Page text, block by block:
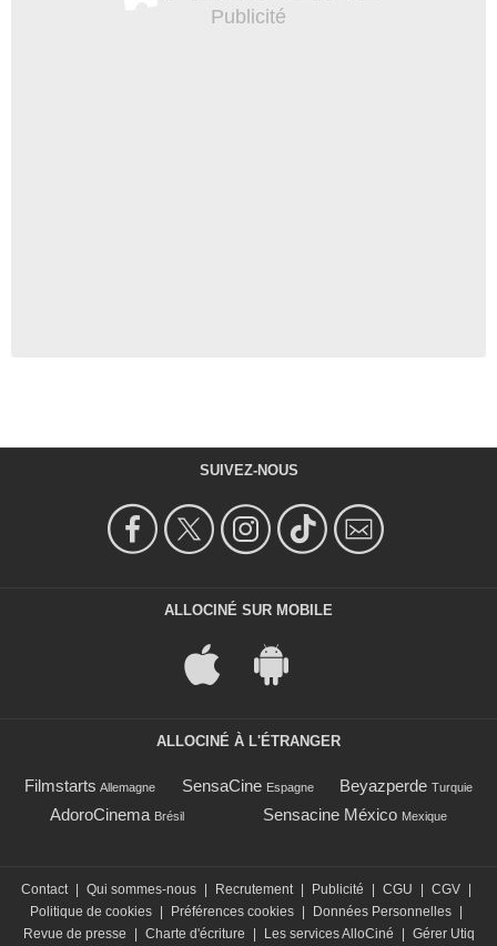
SUIVEZ-NOUS
ALLOCINÉ SUR MOBILE
ALLOCINÉ À L'ÉTRANGER
Filmstarts Allemagne SensaCine Espagne Beyazperde Turquie
AdoroCinema Brésil Sensacine México Mexique
Contact | Qui sommes-nous | Recrutement | Publicité | CGU | CGV |
Politique de cookies | Préférences cookies | Données Personnelles |
Revue de presse
| Charte d'écriture | Les services AlloCiné | Gérer Utiq